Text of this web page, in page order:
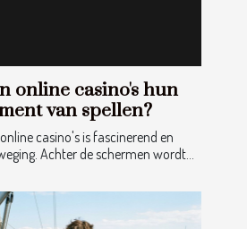
online casino's hun
van spellen?
casino's is fascinerend en
Achter de schermen wordt...